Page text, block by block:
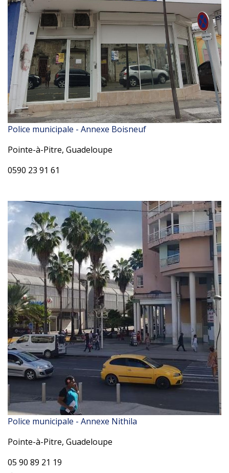
Police municipale - Annexe Boisneuf
Pointe-à-Pitre, Guadeloupe
0590 23 91 61
Police municipale - Annexe Nithila
Pointe-à-Pitre, Guadeloupe
05 90 89 21 19